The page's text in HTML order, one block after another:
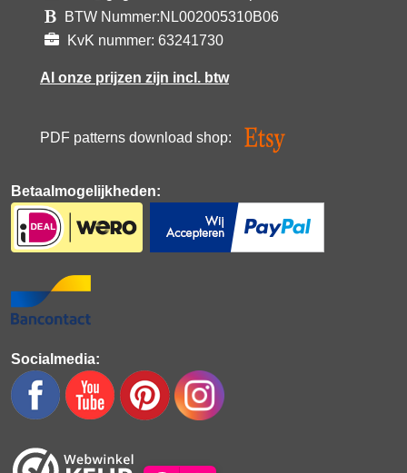
BTW Nummer:NL002005310B06
KvK nummer: 63241730
Al onze prijzen zijn incl. btw
PDF patterns download shop:
Betaalmogelijkheden:
Socialmedia: